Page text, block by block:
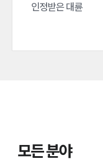
인정받은 대륜
모든 분야